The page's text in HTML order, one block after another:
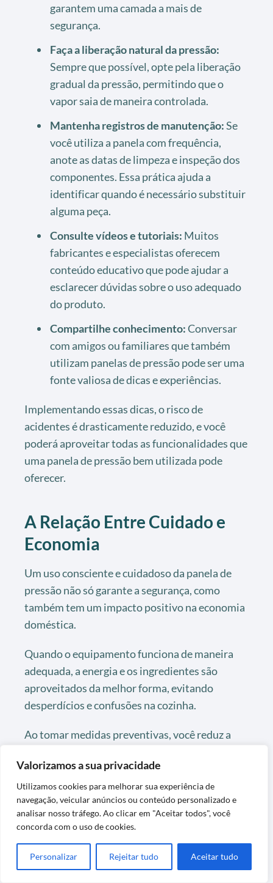
Valorizamos a sua privacidade
Utilizamos cookies para melhorar sua experiência de
navegação, veicular anúncios ou conteúdo personalizado e
analisar nosso tráfego. Ao clicar em "Aceitar todos", você
concorda com o uso de cookies.
Personalizar Rejeitar tudo Aceitar tudo
garantem uma camada a mais de
segurança.
Faça a liberação natural da pressão:
Sempre que possível, opte pela liberação
gradual da pressão, permitindo que o
vapor saia de maneira controlada.
Mantenha registros de manutenção:Se
você utiliza a panela com frequência,
anote as datas de limpeza e inspeção dos
componentes. Essa prática ajuda a
identificar quando é necessário substituir
alguma peça.
Consulte vídeos e tutoriais: Muitos
fabricantes e especialistas oferecem
conteúdo educativo que pode ajudar a
esclarecer dúvidas sobre o uso adequado
do produto.
Compartilhe conhecimento:Conversar
com amigos ou familiares que também
utilizam panelas de pressão pode ser uma
fonte valiosa de dicas e experiências.
Implementando essas dicas, o risco de
acidentes é drasticamente reduzido, e você
poderá aproveitar todas as funcionalidades que
uma panela de pressão bem utilizada pode
oferecer.
A Relação Entre Cuidado e
Economia
Um uso consciente e cuidadoso da panela de
pressão não só garante a segurança, como
também tem um impacto positivo na economia
doméstica.
Quando o equipamento funciona de maneira
adequada, a energia e os ingredientes são
aproveitados da melhor forma, evitando
desperdícios e confusões na cozinha.
Ao tomar medidas preventivas, você reduz a
reparos ou, em pior cenário, a necessidade de
adquirir um novo equipamento.
Além disso, a prevenção de acidentes protege a
integridade física dos usuários, algo que não